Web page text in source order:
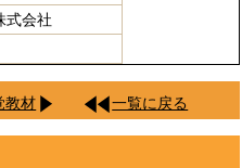
式会社
教材 一覧に戻る